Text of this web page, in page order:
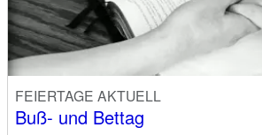
FEIERTAGE AKTUELL
Buß- und Bettag